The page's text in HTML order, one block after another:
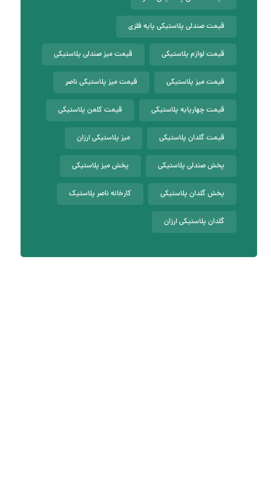
قیمت صندلی پلاستیکی پایه فلزی
قیمت لوازم پلاستیکی قیمت میز صندلی پلاستیکی
قیمت میز پلاستیکی قیمت میز پلاستیکی ناصر
قیمت چهارپایه پلاستیکی قیمت کلمن پلاستیکی
قیمت گلدان پلاستیکی میز پلاستیکی ارزان
پخش صندلی پلاستیکی پخش میز پلاستیکی
پخش گلدان پلاستیکی کارخانه ناصر پلاستیک
گلدان پلاستیکی ارزان